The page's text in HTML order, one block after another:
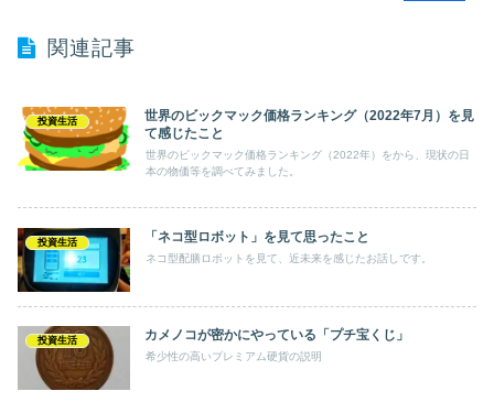
関連記事
投資生活
世界のビックマック価格ランキング（2022年7月）を見
て感じたこと
世界のビックマック価格ランキング（2022年）をから、現状の日
本の物価等を調べてみました。
投資生活 「ネコ型ロボット」を見て思ったこと
ネコ型配膳ロボットを見て、近未来を感じたお話しです。
投資生活 カメノコが密かにやっている「プチ宝くじ」
希少性の高いプレミアム硬貨の説明